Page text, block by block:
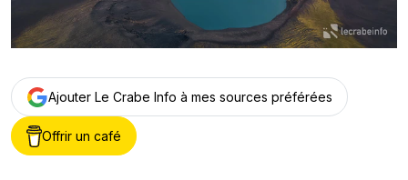
Ajouter Le Crabe Info à mes sources préférées
Offrir un café